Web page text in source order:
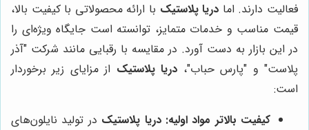
فعالیت دارند. اما دریا پلاستیک با ارائه محصولاتی با کیفیت بالا،
قیمت مناسب و خدمات متمایز، توانسته است جایگاه ویژه‌ای را
در این بازار به دست آورد. در مقایسه با رقبایی مانند شرکت "آذر
پلاست" و "پارس حباب"، دریا پلاستیک از مزایای زیر برخوردار
است:
کیفیت بالاتر مواد اولیه: دریا پلاستیک در تولید نایلون‌های